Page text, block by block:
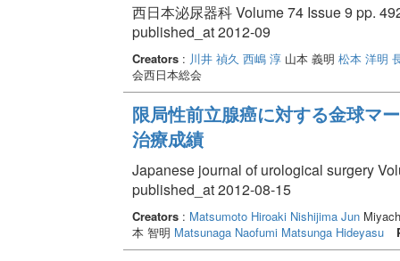
西日本泌尿器科 Volume 74 Issue 9 pp.
published_at 2012-09
Creators: 川井 禎久 西嶋 淳山本 義明 松本 洋明
会西日本総会
限局性前立腺癌に対する金球マ
治療成績
Japanese journal of urological surgery
published_at 2012-08-15
Creators: Matsumoto Hiroaki Nishijima Jun
本 智明 Matsunaga Naofumi Matsunga Hideyasu